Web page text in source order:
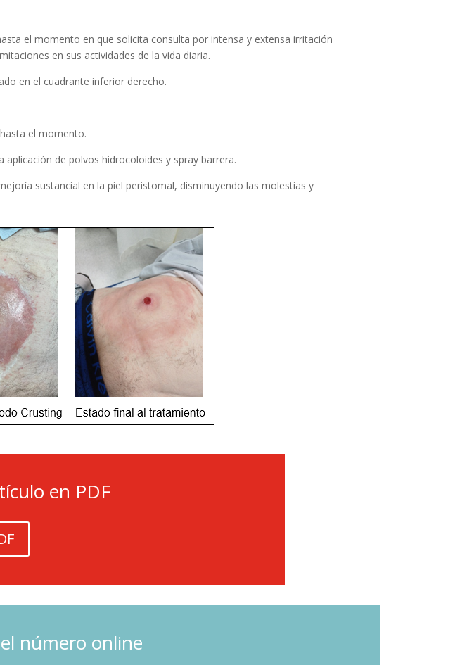
el momento en que solicita consulta por intensa y extensa irritación
en sus actividades de la vida diaria.
en el cuadrante inferior derecho.
el momento.
de polvos hidrocoloides y spray barrera.
sustancial en la piel peristomal, disminuyendo las molestias y
en PDF
número online